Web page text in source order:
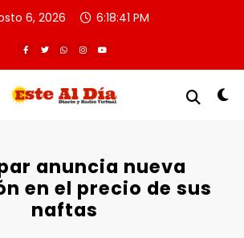
6, 2026 6:18:41 PM
anuncia nueva
en el precio de sus
naftas